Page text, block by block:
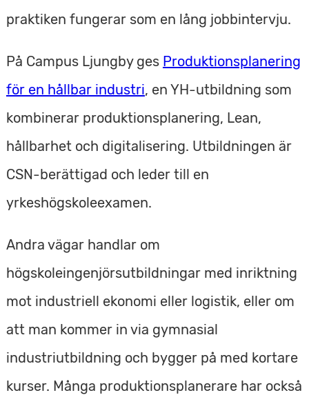
praktiken fungerar som en lång jobbintervju.
På Campus Ljungby ges Produktionsplanering
för en hållbar industri, en YH-utbildning som
kombinerar produktionsplanering, Lean,
hållbarhet och digitalisering. Utbildningen är
CSN-berättigad och leder till en
yrkeshögskoleexamen.
Andra vägar handlar om
högskoleingenjörsutbildningar med inriktning
mot industriell ekonomi eller logistik, eller om
att man kommer in via gymnasial
industriutbildning och bygger på med kortare
kurser. Många produktionsplanerare har också